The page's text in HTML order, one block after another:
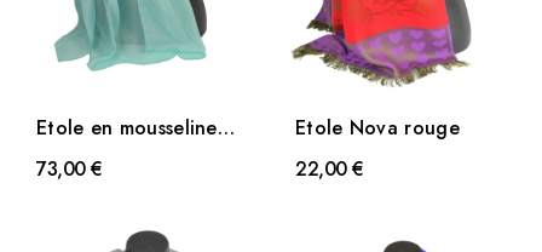
Etole en mousseline
de soie aqua
73,00 €
Etole Nova rouge
22,00 €